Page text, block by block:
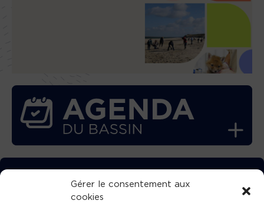
Gérer le consentement aux
cookies
TÉLÉCHARGEZ GRATUITEMENT
L’APPLICATION TVBA !